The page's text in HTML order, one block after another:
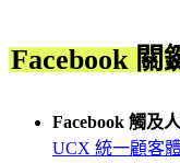
Facebook 關
Facebook 觸及
UCX 統一顧客